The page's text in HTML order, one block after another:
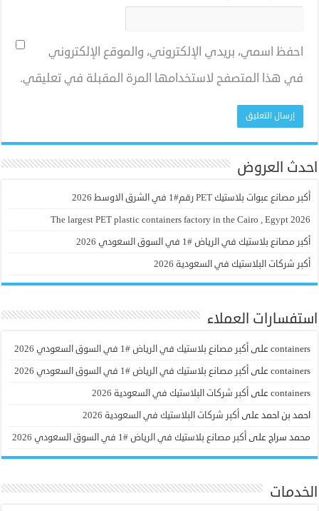
احفظ اسمي، بريدي الإلكتروني، والموقع الإلكتروني
في هذا المتصفح لاستخدامها المرة المقبلة في تعليقي.
احدث العروض
أكبر مصانع عبوات بلاستيك PET رقم#1 في الشرق الاوسط 2026
The largest PET plastic containers factory in the Cairo , Egypt 2026
أكبر مصانع بلاستيك في الرياض #1 في السوق السعودي 2026
أكبر شركات البلاستيك في السعودية 2026
استفسارات العملاء
containers علىأكبر مصانع بلاستيك في الرياض #1 في السوق السعودي 2026
containers علىأكبر مصانع بلاستيك في الرياض #1 في السوق السعودي 2026
containers علىأكبر شركات البلاستيك في السعودية 2026
احمد بن احمد علىأكبر شركات البلاستيك في السعودية 2026
محمد سراج علىأكبر مصانع بلاستيك في الرياض #1 في السوق السعودي 2026
الخدمات